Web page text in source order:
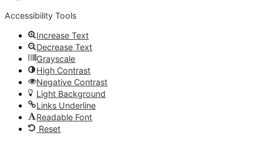
Accessibility Tools
Increase Text
Decrease Text
Grayscale
High Contrast
Negative Contrast
Light Background
Links Underline
Readable Font
Reset